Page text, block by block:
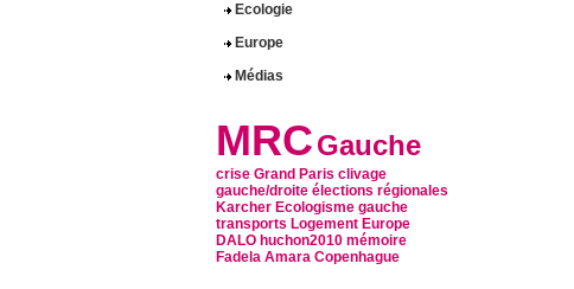
Ecologie
Europe
Médias
MRCGauche
crise Grand Paris clivage
gauche/droite élections régionales
Karcher Ecologisme gauche
transports Logement Europe
DALO huchon2010 mémoire
Fadela Amara Copenhague